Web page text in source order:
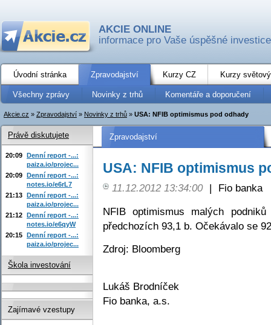
AKCIE ONLINE
informace pro Vaše úspěšné investice
Úvodní stránka Zpravodajství Kurzy CZ Kurzy
Všechny zprávy Novinky z trhů Komentáře a doporučení
Akcie.cz » Zpravodajství » Novinky z trhů » USA: NFIB optimismus pod odhady
Zpravodajství
USA: NFIB optimismus
11.12.2012 13:34:00 |
Fio banka
NFIB optimismus malých
předchozích 93,1 b. Očekávalo se
Zdroj: Bloomberg
Lukáš Brodníček
Fio banka, a.s.
Právě diskutujete
20:09 Denní report -...:
paiza.io/projec...
20:09 Denní report -...:
notes.io/e6rL7
21:13 Denní report -...:
paiza.io/projec...
21:12 Denní report -...:
notes.io/e6qyW
20:15 Denní report -...:
paiza.io/projec...
Škola investování
Zajímavé vzestupy